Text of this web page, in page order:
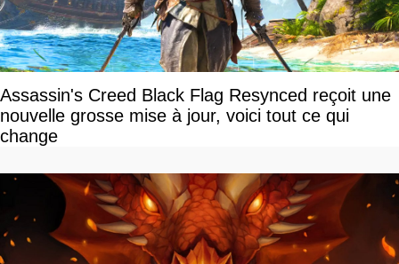
Assassin's Creed Black Flag Resynced reçoit une
nouvelle grosse mise à jour, voici tout ce qui
change